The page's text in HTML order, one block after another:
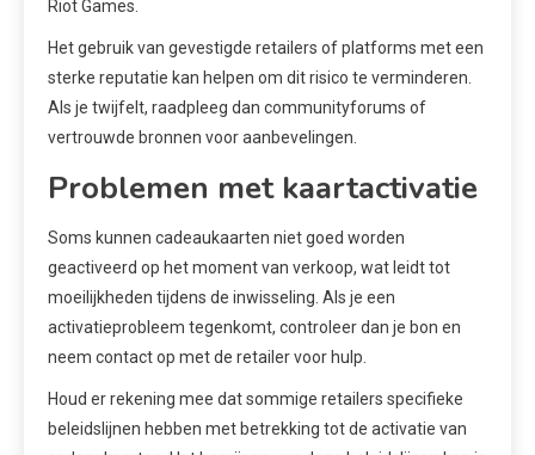
Riot Games.
Het gebruik van gevestigde retailers of platforms met een
sterke reputatie kan helpen om dit risico te verminderen.
Als je twijfelt, raadpleeg dan communityforums of
vertrouwde bronnen voor aanbevelingen.
Problemen met kaartactivatie
Soms kunnen cadeaukaarten niet goed worden
geactiveerd op het moment van verkoop, wat leidt tot
moeilijkheden tijdens de inwisseling. Als je een
activatieprobleem tegenkomt, controleer dan je bon en
neem contact op met de retailer voor hulp.
Houd er rekening mee dat sommige retailers specifieke
beleidslijnen hebben met betrekking tot de activatie van